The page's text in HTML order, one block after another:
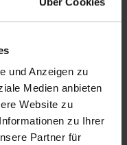
und Anzeigen zu
Medien anbieten
Website zu
zu Ihrer
Partner für